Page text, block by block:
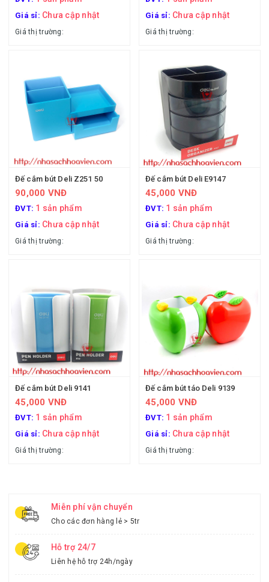
Giá sỉ: Chưa cập nhật
Giá thị trường:
Giá sỉ: Chưa cập nhật
Giá thị trường:
Đế cắm bút Deli Z251 50
90,000 VNĐ
ĐVT: 1 sản phẩm
Giá sỉ: Chưa cập nhật
Giá thị trường:
Đế cắm bút Deli E9147
45,000 VNĐ
ĐVT: 1 sản phẩm
Giá sỉ: Chưa cập nhật
Giá thị trường:
Đế cắm bút Deli 9141
45,000 VNĐ
ĐVT: 1 sản phẩm
Giá sỉ: Chưa cập nhật
Giá thị trường:
Đế cắm bút táo Deli 9139
45,000 VNĐ
ĐVT: 1 sản phẩm
Giá sỉ: Chưa cập nhật
Giá thị trường:
Miễn phí vận chuyển
Cho các đơn hàng lẻ > 5tr
Hỗ trợ 24/7
Liên hệ hỗ trợ 24h/ngày